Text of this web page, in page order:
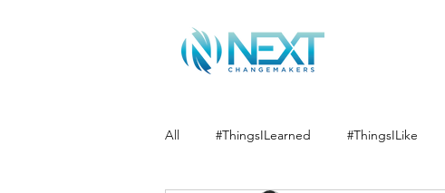
All #ThingsILearned #ThingsILike